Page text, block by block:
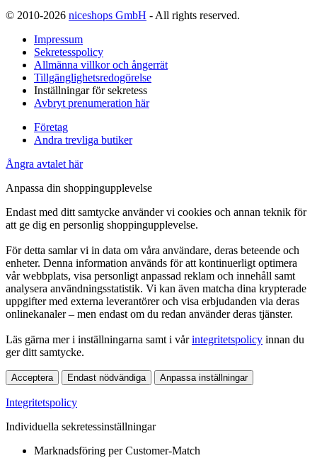
© 2010-2026 niceshops GmbH - All rights reserved.
Impressum
Sekretesspolicy
Allmänna villkor och ångerrät
Tillgänglighetsredogörelse
Inställningar för sekretess
Avbryt prenumeration här
Företag
Andra trevliga butiker
Ångra avtalet här
Anpassa din shoppingupplevelse
Endast med ditt samtycke använder vi cookies och annan teknik för
att ge dig en personlig shoppingupplevelse.
För detta samlar vi in data om våra användare, deras beteende och
enheter. Denna information används för att kontinuerligt optimera
vår webbplats, visa personligt anpassad reklam och innehåll samt
analysera användningsstatistik. Vi kan även matcha dina krypterade
uppgifter med externa leverantörer och visa erbjudanden via deras
onlinekanaler – men endast om du redan använder deras tjänster.
Läs gärna mer i inställningarna samt i vårintegritetspolicy innan du
ger ditt samtycke.
Acceptera Endast nödvändiga Anpassa inställningar
Integritetspolicy
Individuella sekretessinställningar
Marknadsföring per Customer-Match